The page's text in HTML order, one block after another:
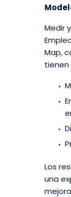
Medir
Map,
tienen
Los
una